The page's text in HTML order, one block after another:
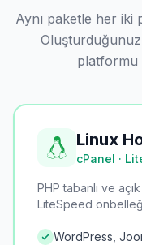
Aynı paketle her iki
Oluşturduğunuz
platformu
Linux
cPanel ·
PHP tabanlı ve
LiteSpeed
WordPress,